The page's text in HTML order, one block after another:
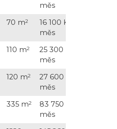
měs
70 m2
16 100 Kč /
měs
110 m2
25 300 Kč /
měs
120 m2
27 600 Kč /
měs
335 m2
83 750 Kč /
měs